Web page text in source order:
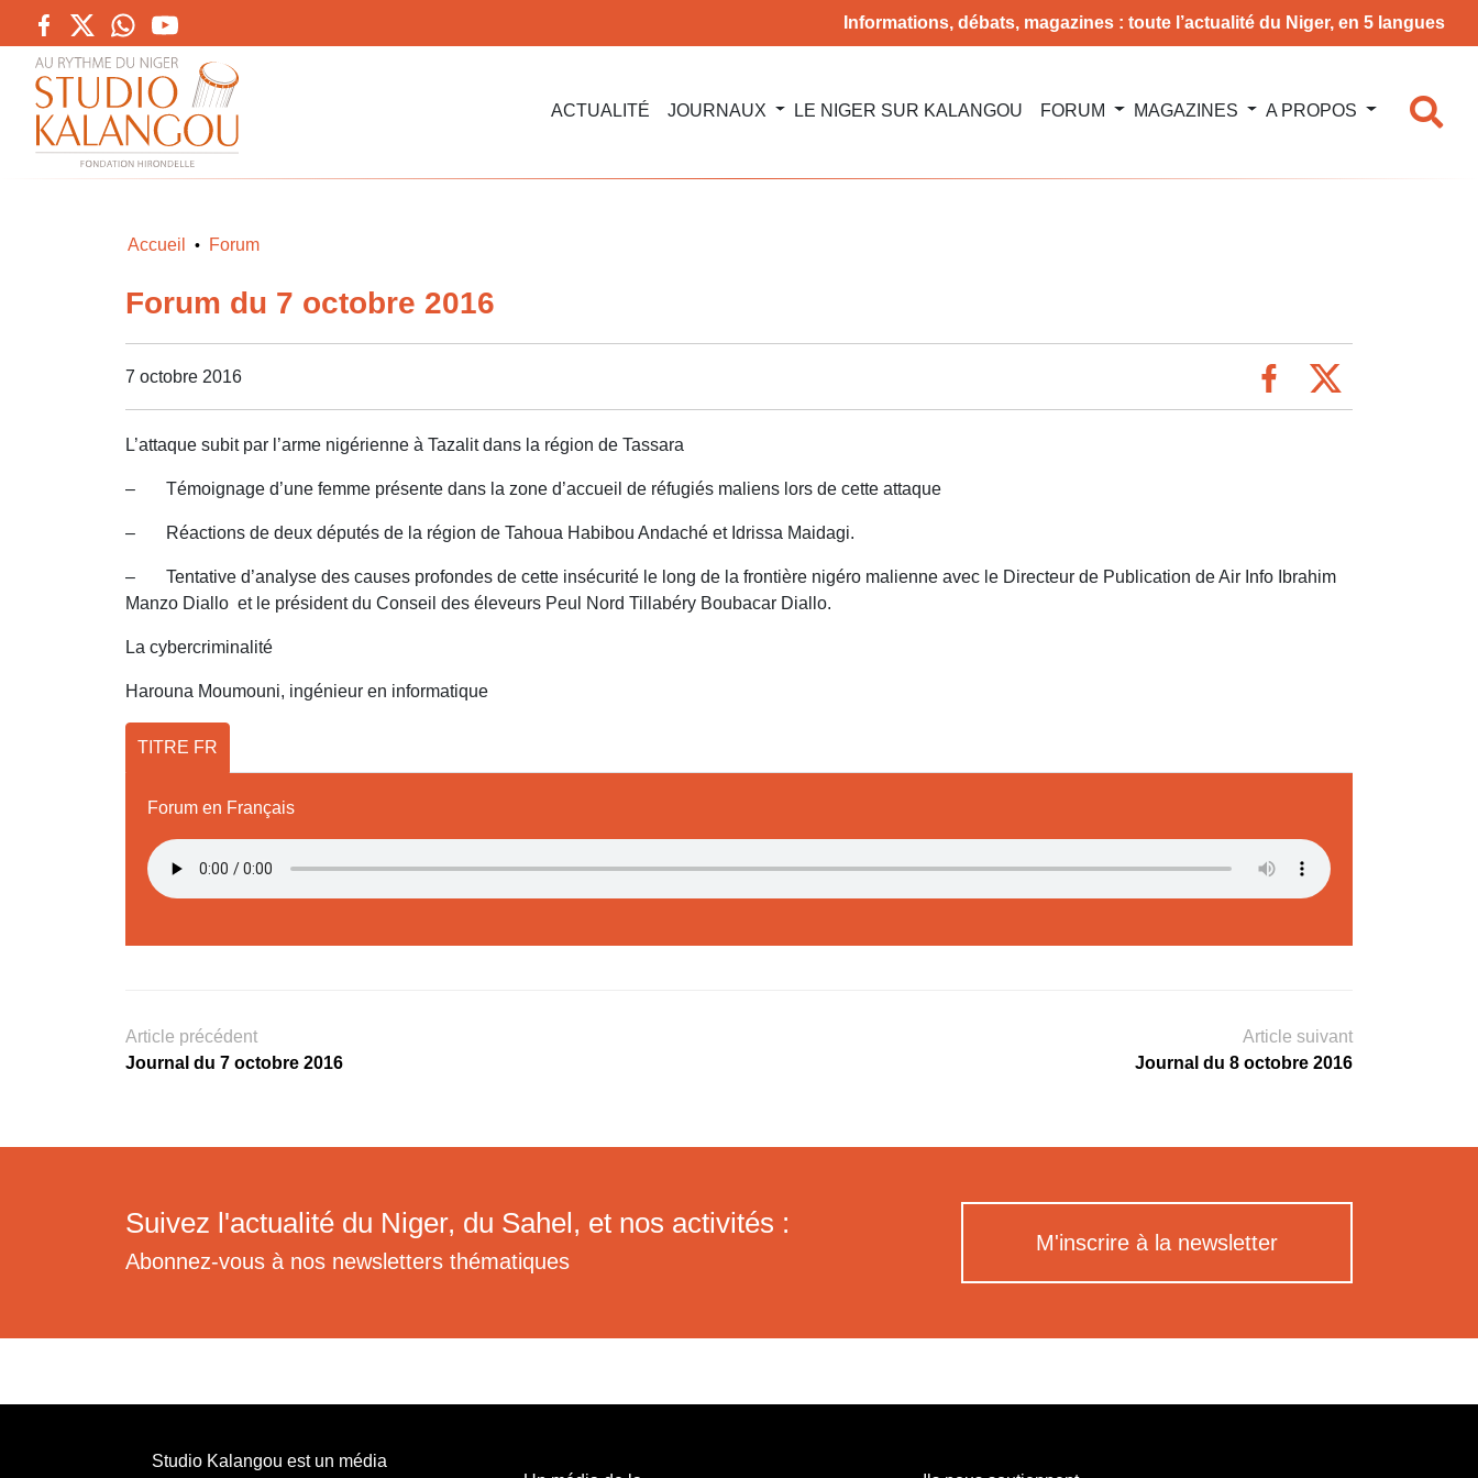
Informations, débats, magazines : toute l’actualité du Niger, en 5 langues
ACTUALITÉ JOURNAUX LE NIGER SUR KALANGOU FORUM MAGAZINES A PROPOS
Accueil • Forum
Forum du 7 octobre 2016
7 octobre 2016
L’attaque subit par l’arme nigérienne à Tazalit dans la région de Tassara
– Témoignage d’une femme présente dans la zone d’accueil de réfugiés maliens lors de cette attaque
– Réactions de deux députés de la région de Tahoua Habibou Andaché et Idrissa Maidagi.
– Tentative d’analyse des causes profondes de cette insécurité le long de la frontière nigéro malienne avec le Directeur de Publication de Air Info Ibrahim
Manzo Diallo et le président du Conseil des éleveurs Peul Nord Tillabéry Boubacar Diallo.
La cybercriminalité
Harouna Moumouni, ingénieur en informatique
TITRE FR
Forum en Français
Article précédent
Journal du 7 octobre 2016
Article suivant
Journal du 8 octobre 2016
Suivez l'actualité du Niger, du Sahel, et nos activités :
Abonnez-vous à nos newsletters thématiques
M'inscrire à la newsletter
Studio Kalangou est un média